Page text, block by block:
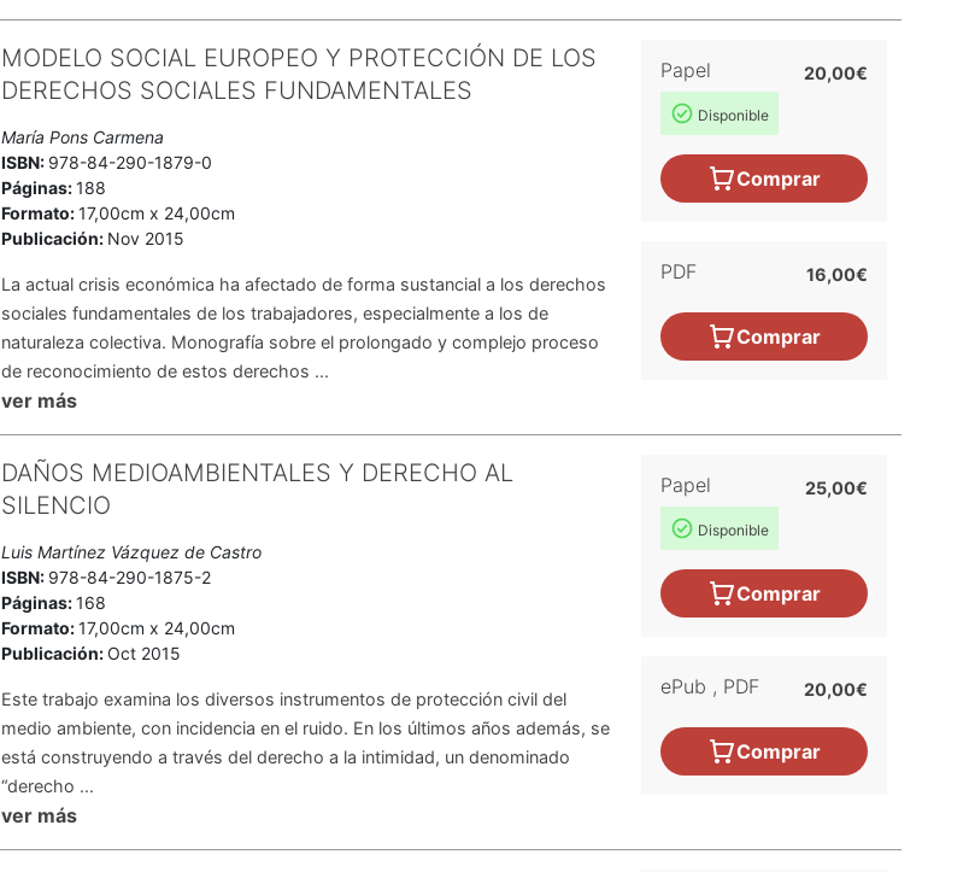
MODELO SOCIAL EUROPEO Y PROTECCIÓN DE LOS
DERECHOS SOCIALES FUNDAMENTALES
María Pons Carmena
ISBN: 978-84-290-1879-0
Páginas:188
Formato:17,00cm x 24,00cm
Publicación: Nov 2015
La actual crisis económica ha afectado de forma sustancial a los derechos
sociales fundamentales de los trabajadores, especialmente a los de
naturaleza colectiva. Monografía sobre el prolongado y complejo proceso
de reconocimiento de estos derechos ...
ver más
Papel
Disponible
20,00€
Comprar
PDF 16,00€
Comprar
DAÑOS MEDIOAMBIENTALES Y DERECHO AL
SILENCIO
Luis Martínez Vázquez de Castro
ISBN: 978-84-290-1875-2
Páginas:168
Formato:17,00cm x 24,00cm
Publicación:Oct 2015
Este trabajo examina los diversos instrumentos de protección civil del
medio ambiente, con incidencia en el ruido. En los últimos años además, se
está construyendo a través del derecho a la intimidad, un denominado
“derecho ...
ver más
Papel
Disponible
25,00€
Comprar
ePub , PDF 20,00€
Comprar